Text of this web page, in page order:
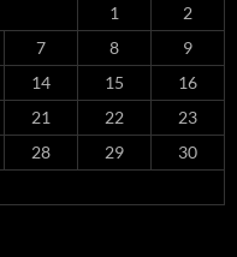
1
2
7 8
9
14 15
16
21 22
23
28 29
30